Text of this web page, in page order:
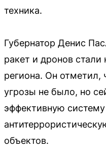
техника.
Губернатор Денис
ракет и дронов
региона. Он отметил,
угрозы не было, но
эффективную
объектов.